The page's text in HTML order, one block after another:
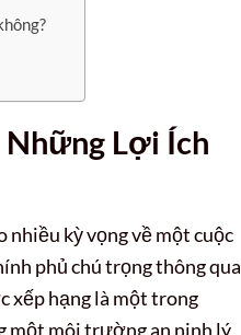
Những Lợi Ích
nhiều kỳ vọng về một cuộc
phủ chú trọng thông qua
xếp hạng là một trong
một môi trường an ninh lý